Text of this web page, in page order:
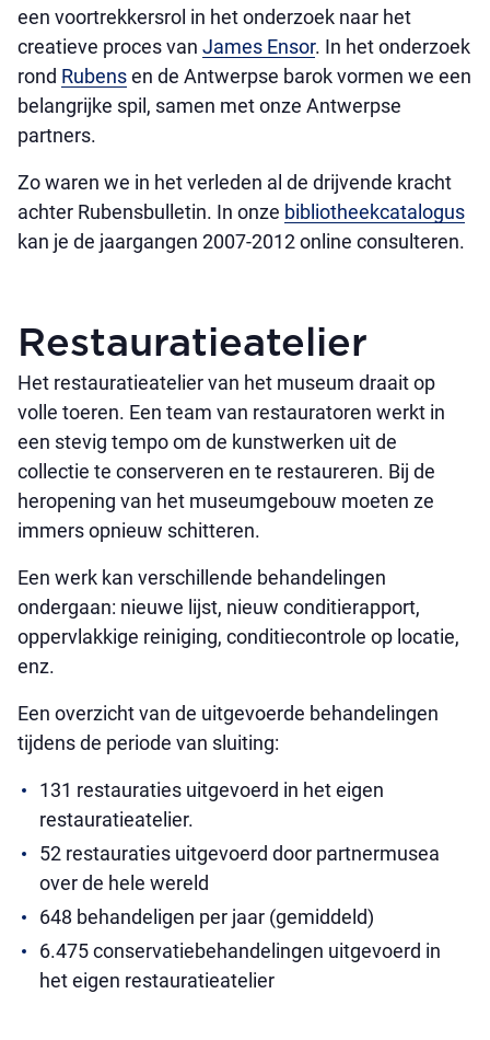
een voortrekkersrol in het onderzoek naar het
creatieve proces van James Ensor. In het onderzoek
rond Rubensen de Antwerpse barok vormen we een
belangrijke spil, samen met onze Antwerpse
partners.
Zo waren we in het verleden al de drijvende kracht
achter Rubensbulletin. In onze bibliotheekcatalogus
kan je de jaargangen 2007-2012 online consulteren.
Restauratieatelier
Het restauratieatelier van het museum draait op
volle toeren. Een team van restauratoren werkt in
een stevig tempo om de kunstwerken uit de
collectie te conserveren en te restaureren. Bij de
heropening van het museumgebouw moeten ze
immers opnieuw schitteren.
Een werk kan verschillende behandelingen
ondergaan: nieuwe lijst, nieuw conditierapport,
oppervlakkige reiniging, conditiecontrole op locatie,
enz.
Een overzicht van de uitgevoerde behandelingen
tijdens de periode van sluiting:
131 restauraties uitgevoerd in het eigen
restauratieatelier.
52 restauraties uitgevoerd door partnermusea
over de hele wereld
648 behandeligen per jaar (gemiddeld)
6.475 conservatiebehandelingen uitgevoerd in
het eigen restauratieatelier